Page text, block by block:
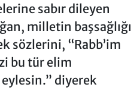
sabır dileyen
milletin başsağlığı
sözlerini, “Rabb’im
bu tür elim
diyerek